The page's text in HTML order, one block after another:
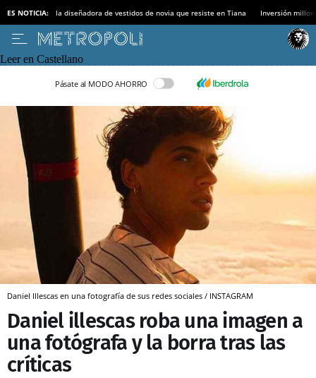
ES NOTICIA: la diseñadora de vestidos de novia que resiste en Tiana Inversión
Leer en Castellano
Pásate al MODO AHORRO
Daniel Illescas en una fotografía de sus redes sociales / INSTAGRAM
Daniel illescas roba una imagen a
una fotógrafa y la borra tras las
críticas